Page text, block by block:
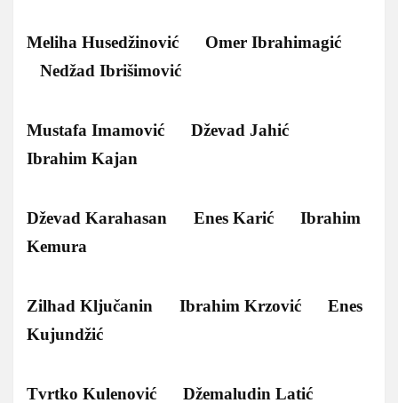
Meliha Husedžinović Omer Ibrahimagić
Nedžad Ibrišimović
Mustafa Imamović Dževad Jahić
Ibrahim Kajan
Dževad Karahasan Enes Karić Ibrahim
Kemura
Zilhad Ključanin Ibrahim Krzović Enes
Kujundžić
Tvrtko Kulenović Džemaludin Latić